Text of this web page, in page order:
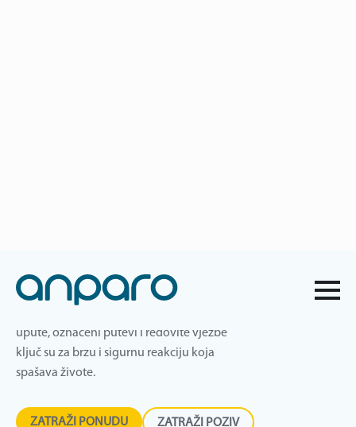
zaposlenici znaju kako reagirati u slučaju
požara, potresa ili drugih nepogoda. Jasne
ključ su za brzu i sigurnu reakciju koja
spašava živote.
ZATRAŽI PONUDU ZATRAŽI POZIV